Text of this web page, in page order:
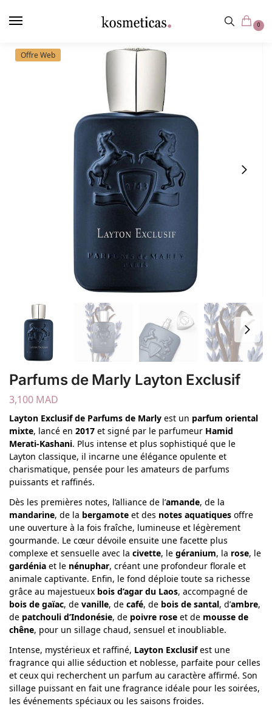
principal
0
Offre Web
Parfums de Marly Layton Exclusif
3,100 MAD
Layton Exclusif de Parfums de Marly est un parfum oriental
mixte, lancé en 2017 et signé par le parfumeur Hamid
Merati-Kashani. Plus intense et plus sophistiqué que le
Layton classique, il incarne une élégance opulente et
charismatique, pensée pour les amateurs de parfums
puissants et raffinés.
Dès les premières notes, l’alliance de l’amande, de la
mandarine, de la bergamote et des notes aquatiques offre
une ouverture à la fois fraîche, lumineuse et légèrement
gourmande. Le cœur dévoile ensuite une facette plus
complexe et sensuelle avec la civette, le géranium, la rose, le
gardénia et le nénuphar, créant une profondeur florale et
animale captivante. Enfin, le fond déploie toute sa richesse
grâce au majestueux bois d’agar du Laos, accompagné de
bois de gaïac, de vanille, de café, de bois de santal, d’ambre,
de patchouli d’Indonésie, de poivre rose et de mousse de
chêne, pour un sillage chaud, sensuel et inoubliable.
Intense, mystérieux et raffiné, Layton Exclusifest une
fragrance qui allie séduction et noblesse, parfaite pour celles
et ceux qui recherchent un parfum au caractère affirmé. Son
sillage puissant en fait une fragrance idéale pour les soirées,
les événements spéciaux ou les saisons froides.